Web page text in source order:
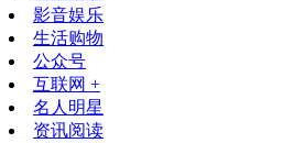
影音娱乐
生活购物
公众号
互联网 +
名人明星
资讯阅读